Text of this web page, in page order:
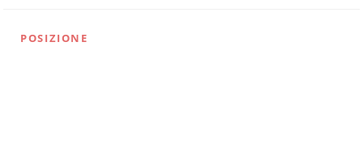
POSIZIONE